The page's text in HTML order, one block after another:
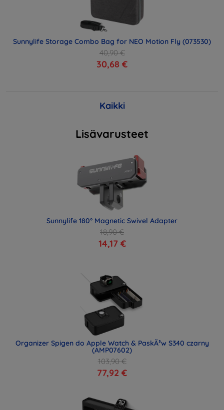
Sunnylife Storage Combo Bag for NEO Motion Fly (073530)
40,90 €
30,68 €
Kaikki
Lisävarusteet
Sunnylife 180° Magnetic Swivel Adapter
18,90 €
14,17 €
Organizer Spigen do Apple Watch & PaskÃ³w S340 czarny
(AMP07602)
103,90 €
77,92 €